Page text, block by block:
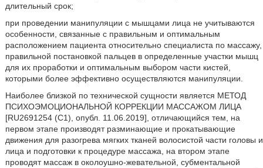
длительный срок;
при проведении манипуляции с мышцами лица не учитываются
особенности, связанные с правильным и оптимальным
расположением пациента относительно специалиста по массажу,
правильной постановкой пальцев в определенные участки мышц
для их проработки и оптимальным выбором части кистей,
которыми более эффективно осуществляются манипуляции.
Наиболее близкой по технической сущности является МЕТОД
ПСИХОЭМОЦИОНАЛЬНОЙ КОРРЕКЦИИ МАССАЖОМ ЛИЦА
[RU2691254 (C1), опубл. 11.06.2019], отличающийся тем, на
первом этапе производят разминающие и прокатывающие
движения для разогрева мягких тканей волосистой части головы и
лица и подготовки к процедуре массажа, на втором этапе
проводят массаж в околоушно-жевательной, субментальной